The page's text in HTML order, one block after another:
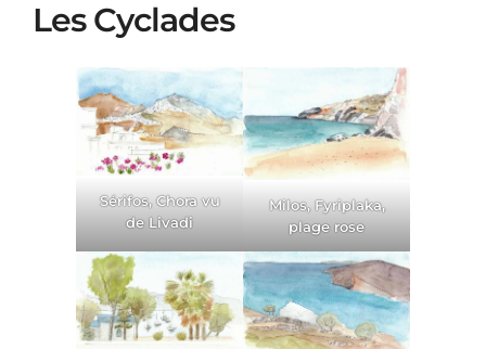
Les Cyclades
Sérifos, Chora vu
de Livadi
Milos, Fyriplaka,
plage rose